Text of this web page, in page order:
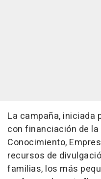
La campaña, iniciada
con financiación de
Conocimiento,
recursos de
familias, los más